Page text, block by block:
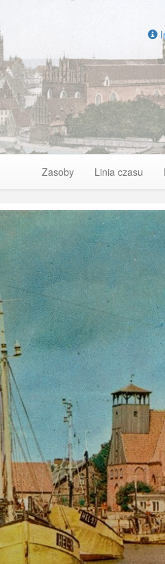
Zasoby Linia czasu